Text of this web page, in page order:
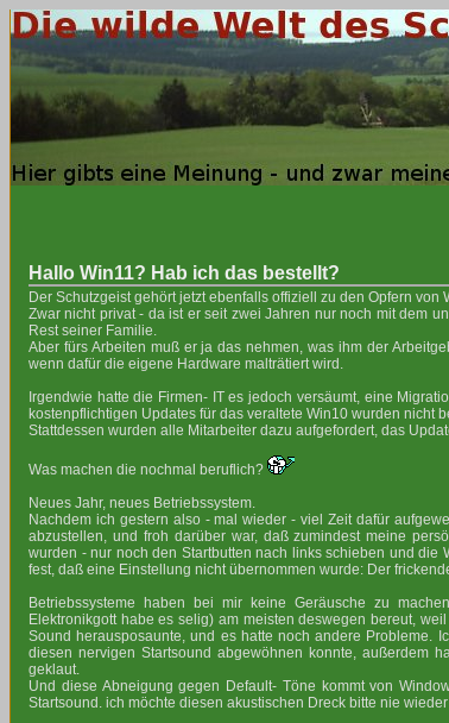
Hallo Win11? Hab ich das bestellt?
Der Schutzgeist gehört jetzt ebenfalls offiziell zu den Opfern von
Zwar nicht privat - da ist er seit zwei Jahren nur noch mit dem
Rest seiner Familie.
Aber fürs Arbeiten muß er ja das nehmen, was ihm der
wenn dafür die eigene Hardware malträtiert wird.
Irgendwie hatte die Firmen- IT es jedoch versäumt, eine
kostenpflichtigen Updates für das veraltete Win10 wurden nicht
Stattdessen wurden alle Mitarbeiter dazu aufgefordert, das
Was machen die nochmal beruflich?
Neues Jahr, neues Betriebssystem.
Nachdem ich gestern also - mal wieder - viel Zeit dafür
abzustellen, und froh darüber war, daß zumindest meine
wurden - nur noch den Startbutten nach links schieben und die
fest, daß eine Einstellung nicht übernommen wurde: Der
Betriebssysteme haben bei mir keine Geräusche zu
Elektronikgott habe es selig) am meisten deswegen bereut,
Sound herausposaunte, und es hatte noch andere Probleme.
diesen nervigen Startsound abgewöhnen konnte, außerdem
geklaut.
Und diese Abneigung gegen Default- Töne kommt von
Startsound. ich möchte diesen akustischen Dreck bitte nie